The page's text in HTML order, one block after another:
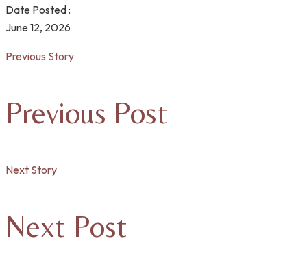
Date Posted :
June 12, 2026
Previous Story
Previous Post
Next Story
Next Post